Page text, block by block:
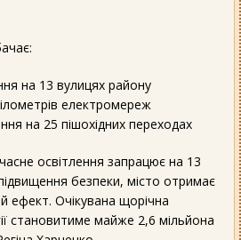
на 13 вулицях району
електромереж
на 25 пішохідних переходах
освітлення запрацює на 13
безпеки, місто отримає
ефект. Очікувана щорічна
становитиме майже 2,6 мільйона